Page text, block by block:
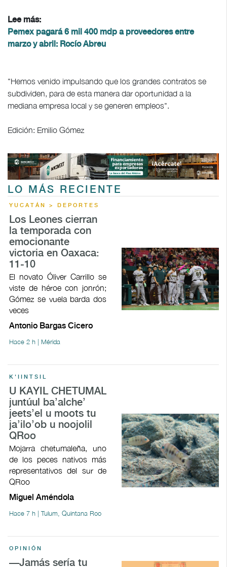
Lee más:
Pemex pagará 6 mil 400 mdp a proveedores entre
marzo y abril: Rocío Abreu
"Hemos venido impulsando que los grandes contratos se
subdividen, para de esta manera dar oportunidad a la
mediana empresa local y se generen empleos".
Edición: Emilio Gómez
LO MÁS RECIENTE
YUCATÁN > DEPORTES
Los Leones cierran
la temporada con
emocionante
victoria en Oaxaca:
11-10
El novato Óliver Carrillo se
viste de héroe con jonrón;
Gómez se vuela barda dos
veces
Antonio Bargas Cicero
Hace 2 h | Mérida
K'IINTSIL
U KAYIL CHETUMAL
juntúul ba’alche’
jeets’el u moots tu
ja’ilo’ob u noojolil
QRoo
Mojarra chetumaleña, uno
de los peces nativos más
representativos del sur de
QRoo
Miguel Améndola
Hace 7 h | Tulum, Quintana Roo
OPINIÓN
—Jamás sería tu